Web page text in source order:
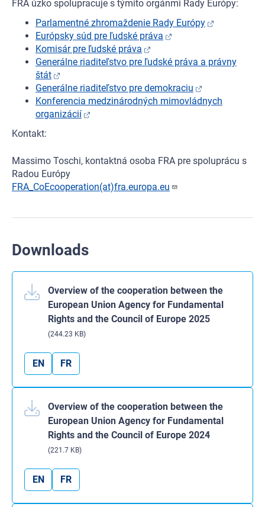
FRA úzko spolupracuje s týmito orgánmi Rady Európy:
Parlamentné zhromaždenie Rady Európy
Európsky súd pre ľudské práva
Komisár pre ľudské práva
Generálne riaditeľstvo pre ľudské práva a právny
štát
Generálne riaditeľstvo pre demokraciu
Konferencia medzinárodných mimovládnych
organizácií
Kontakt:
Massimo Toschi, kontaktná osoba FRA pre spoluprácu s
Radou Európy
FRA_CoEcooperation(at)fra.europa.eu
Downloads
Overview of the cooperation between the
European Union Agency for Fundamental
Rights and the Council of Europe 2025
(244.23 KB)
EN FR
Overview of the cooperation between the
European Union Agency for Fundamental
Rights and the Council of Europe 2024
(221.7 KB)
EN FR